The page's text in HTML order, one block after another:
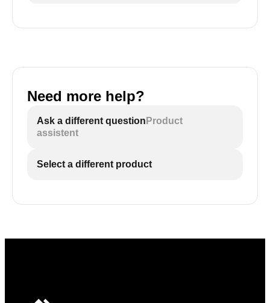
Need more help?
Ask a different question Product
assistent
Select a different product